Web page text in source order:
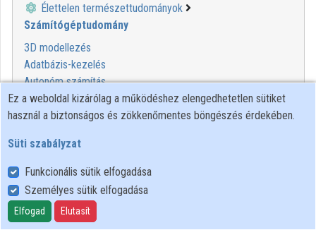
Élettelen természettudományok
Számítógéptudomány
3D modellezés
Adatbázis-kezelés
Autonóm számítás
Digitális rendszerek
Informatika
Modellező eszközök
Programozás
Rendszertervezés
Számítógép-architektúra
Számítógépes hardver
Ez a weboldal kizárólag a működéshez elengedhetetlen sütiket
használ a biztonságos és zökkenőmentes böngészés érdekében.
Süti szabályzat
Funkcionális sütik elfogadása
Személyes sütik elfogadása
Elfogad Elutasít